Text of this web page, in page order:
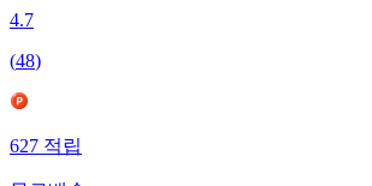
4.7
(48)
627적립